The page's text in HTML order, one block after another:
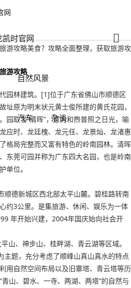
网
时官网
自然风景
汽车 杂谈
食-www.尊龙凯时888
游攻略美食？攻略全面整理，获取旅游攻
游攻略
园林建筑。[1]位于广东省佛山市顺德区
址原为明末状元黄士俊所建的黄氏花园，
园取名“清晖”，意为和煦普照之日光，喻
应时、龙廷槐、龙元任、龙景灿、龙渚惠
格局完整而又富有特色的岭南园林。清晖
东莞可园并称为广东四大名园，也是岭南
单位。
顺德新城区西北部太平山麓。碧桂路转南
约3公里。是集旅游、休闲、娱乐为一体
年开始兴建，2004年国庆始向社会开
山、神步山、桂畔湖、青云湖等区域。
主题，充分考虑了顺峰山真山真水的特点
用自然空间布局以及旧寨塔、青云塔等历
山、碧水、一寺、两湖、两塔”的自然与